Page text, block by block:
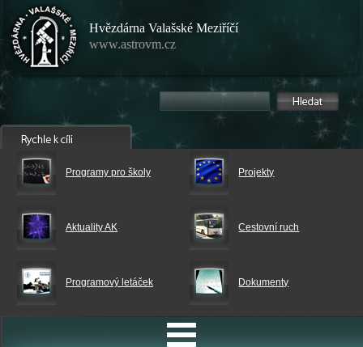
Hvězdárna Valašské Meziříčí
www.astrovm.cz
Programy pro školy Projekty
Aktuality AK Cestovní ruch
Programový letáček Dokumenty